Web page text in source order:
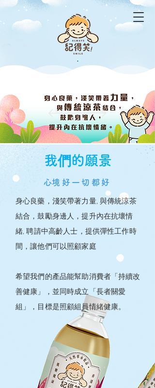
我們的願景
​心境好一切都好
身心良藥，淺笑帶著力量, 與傳統涼茶
結合，鼓勵身邊人，提升內在抗壞情
緒, 聘請中高齡人士，提供彈性工作時
間，讓他們可以照顧家庭
希望我們的產品能幫助消費者「持續改
善健康」，並同時成立「長者關愛
組」，目標是照顧組員情緒健康。